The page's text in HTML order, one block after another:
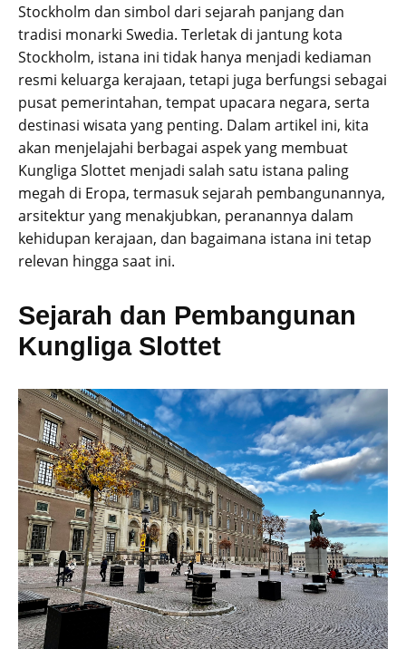
Stockholm dan simbol dari sejarah panjang dan
tradisi monarki Swedia. Terletak di jantung kota
Stockholm, istana ini tidak hanya menjadi kediaman
resmi keluarga kerajaan, tetapi juga berfungsi sebagai
pusat pemerintahan, tempat upacara negara, serta
destinasi wisata yang penting. Dalam artikel ini, kita
akan menjelajahi berbagai aspek yang membuat
Kungliga Slottet menjadi salah satu istana paling
megah di Eropa, termasuk sejarah pembangunannya,
arsitektur yang menakjubkan, peranannya dalam
kehidupan kerajaan, dan bagaimana istana ini tetap
relevan hingga saat ini.
Sejarah dan Pembangunan
Kungliga Slottet